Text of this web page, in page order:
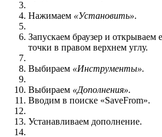
Нажимаем «Установить».
Запускаем браузер и
точки в правом верхнем углу.
Выбираем «Инструменты».
Выбираем «Дополнения».
Вводим в поиске «SaveFrom».
Устанавливаем дополнение.